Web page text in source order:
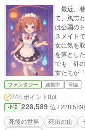
最近、巷
て、篤志
は公園の
スメイト
女に気を
を落とし
でも「針
女たちが
える『メ
ファンタジー 連載中 長編
24h.ポイント 0pt
小説 228,589 位 / 228,589
死後の世界 死出の山